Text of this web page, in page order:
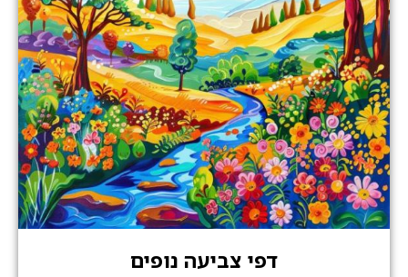
דפי צביעה נופים